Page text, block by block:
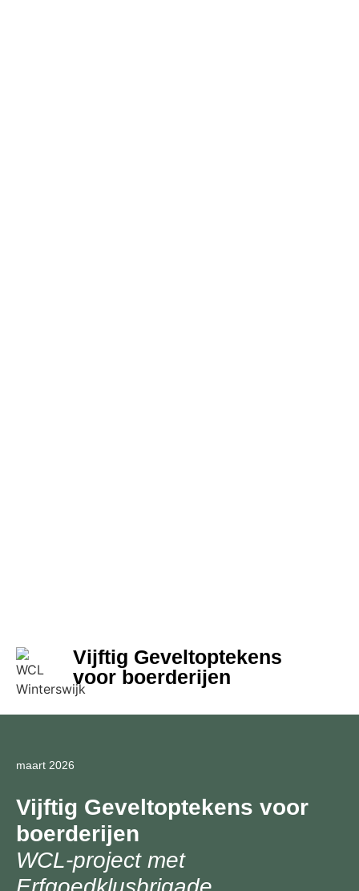
Vijftig Geveltoptekens
voor boerderijen
maart 2026
Vijftig Geveltoptekens voor
boerderijen
WCL-project met